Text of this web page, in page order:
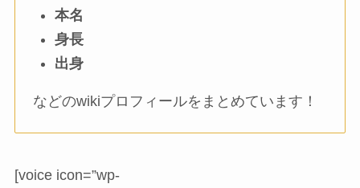
本名
身長
出身
などのwikiプロフィールをまとめています！
[voice icon=”wp-